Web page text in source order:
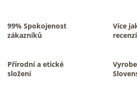
99% Spokojenost
zákazníků
Více
recenzí
Přírodní a etické
složení